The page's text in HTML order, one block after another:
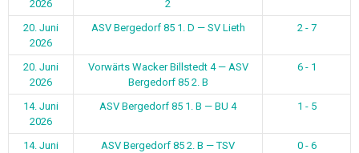
2026
2
20. Juni
2026
ASV Bergedorf 85 1. D — SV Lieth 2 - 7
20. Juni
2026
Vorwärts Wacker Billstedt 4 — ASV
Bergedorf 85 2. B
6 - 1
14. Juni
2026
ASV Bergedorf 85 1. B — BU 4 1 - 5
14. Juni
ASV Bergedorf 85 2. B — TSV
0 - 6